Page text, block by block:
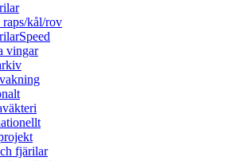
raps/kål/rov
vingar
fjärilar